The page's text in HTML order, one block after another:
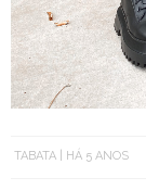
TABATA HÁ 5 ANOS